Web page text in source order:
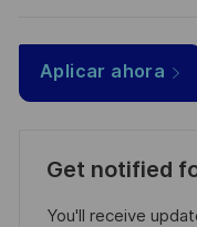
Aplicar ahora
Get notified
You'll receive